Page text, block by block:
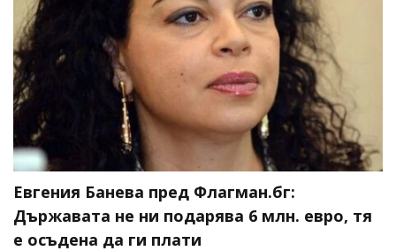
Евгения Банева пред Флагман.бг:
Държавата не ни подарява 6 млн. евро, тя
е осъдена да ги плати